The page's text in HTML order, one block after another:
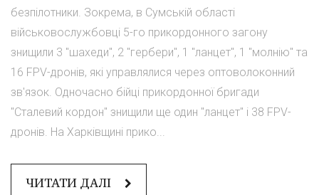
безпілотники. Зокрема, в Сумській області
військовослужбовці 5-го прикордонного загону
знищили 3 "шахеди", 2 "гербери", 1 "ланцет", 1 "молнію" та
16 FPV-дронів, які управлялися через оптоволоконний
зв'язок. Одночасно бійці прикордонної бригади
"Сталевий кордон" знищили ще один "ланцет" і 38 FPV-
дронів. На Харківщині прико...
ЧИТАТИ ДАЛІ